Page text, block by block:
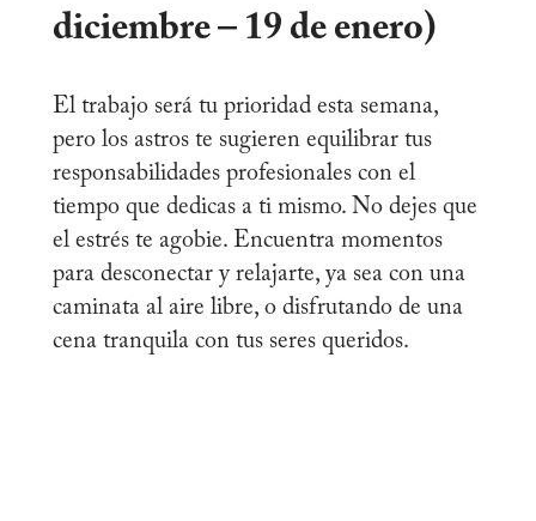
diciembre – 19 de enero)
El trabajo será tu prioridad esta semana,
pero los astros te sugieren equilibrar tus
responsabilidades profesionales con el
tiempo que dedicas a ti mismo. No dejes que
el estrés te agobie. Encuentra momentos
para desconectar y relajarte, ya sea con una
caminata al aire libre, o disfrutando de una
cena tranquila con tus seres queridos.